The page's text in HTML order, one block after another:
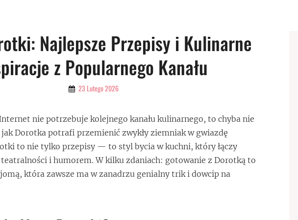
Najlepsze Przepisy i Kulinarne
z Popularnego Kanału
By 23 Lutego 2026
nie potrzebuje kolejnego kanału kulinarnego, to chyba nie
Dorotka potrafi przemienić zwykły ziemniak w gwiazdę
to nie tylko przepisy — to styl bycia w kuchni, który łączy
i humorem. W kilku zdaniach: gotowanie z Dorotką to
która zawsze ma w zanadrzu genialny trik i dowcip na